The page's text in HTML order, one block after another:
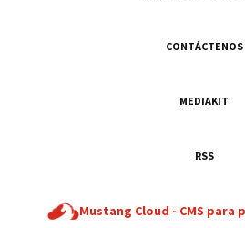
CONTÁCTENOS
MEDIAKIT
RSS
Mustang Cloud - CMS para